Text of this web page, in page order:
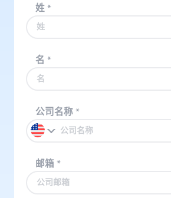
姓*
名 *
公司名称*
邮箱*